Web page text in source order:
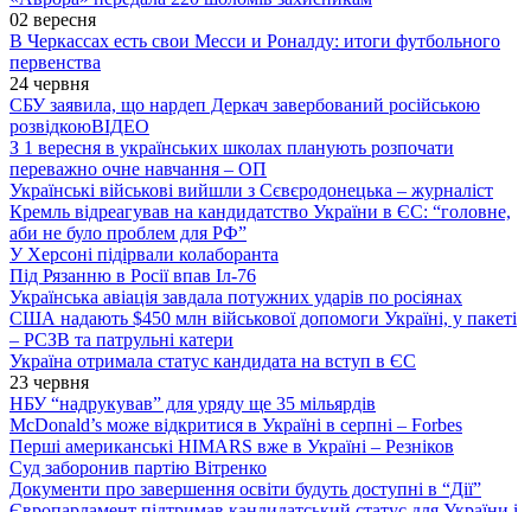
02 вересня
В Черкассах есть свои Месси и Роналду: итоги футбольного
первенства
24 червня
СБУ заявила, що нардеп Деркач завербований російською
розвідкоюВІДЕО
З 1 вересня в українських школах планують розпочати
переважно очне навчання – ОП
Українські військові вийшли з Сєвєродонецька – журналіст
Кремль відреагував на кандидатство України в ЄС: “головне,
аби не було проблем для РФ”
У Херсоні підірвали колаборанта
Під Рязанню в Росії впав Іл-76
Українська авіація завдала потужних ударів по росіянах
США надають $450 млн військової допомоги Україні, у пакеті
– РСЗВ та патрульні катери
Україна отримала статус кандидата на вступ в ЄС
23 червня
НБУ “надрукував” для уряду ще 35 мільярдів
McDonald’s може відкритися в Україні в серпні – Forbes
Перші американські HIMARS вже в Україні – Резніков
Суд заборонив партію Вітренко
Документи про завершення освіти будуть доступні в “Дії”